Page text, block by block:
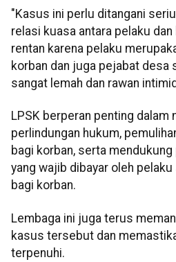
"Kasus ini perlu ditangani
relasi kuasa antara pelaku
rentan karena pelaku
korban dan juga pejabat desa
sangat lemah dan rawan
LPSK berperan penting dalam
perlindungan hukum,
bagi korban, serta
yang wajib dibayar oleh
bagi korban.
Lembaga ini juga terus
kasus tersebut dan
terpenuhi.